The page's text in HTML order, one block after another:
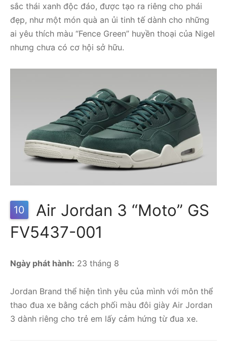
sắc thái xanh độc đáo, được tạo ra riêng cho phái
đẹp, như một món quà an ủi tinh tế dành cho những
ai yêu thích màu “Fence Green” huyền thoại của Nigel
nhưng chưa có cơ hội sở hữu.
10
Air Jordan 3 “Moto” GS
FV5437-001
Ngày phát hành: 23 tháng 8
Jordan Brand thể hiện tình yêu của mình với môn thể
thao đua xe bằng cách phối màu đôi giày Air Jordan
3 dành riêng cho trẻ em lấy cảm hứng từ đua xe.